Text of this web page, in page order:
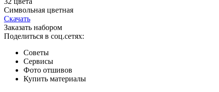
Символьная цветная
Скачать
Заказать набором
Поделиться в соц.сетях:
Советы
Сервисы
Фото отшивов
Купить материалы